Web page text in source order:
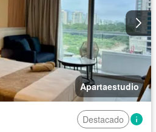
Apartaestudio
Destacado